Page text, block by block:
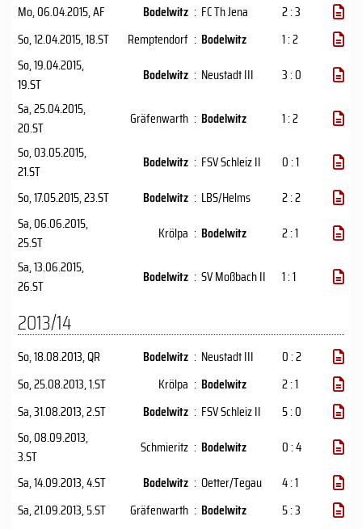
Mo, 06.04.2015, AF Bodelwitz : FC Th Jena
2 : 3
So, 12.04.2015, 18.ST Remptendorf : Bodelwitz
1 : 2
So, 19.04.2015,
19.ST
Bodelwitz : Neustadt III
3 : 0
Sa, 25.04.2015,
20.ST
Gräfenwarth : Bodelwitz
1 : 2
So, 03.05.2015,
21.ST
Bodelwitz : FSV Schleiz II
0 : 1
So, 17.05.2015, 23.ST Bodelwitz : LBS/Helms
2 : 2
Sa, 06.06.2015,
25.ST
Krölpa : Bodelwitz
2 : 1
Sa, 13.06.2015,
26.ST
Bodelwitz : SV Moßbach II 1 : 1
2013/14
So, 18.08.2013, QR Bodelwitz : Neustadt III
0 : 2
So, 25.08.2013, 1.ST Krölpa : Bodelwitz
2 : 1
Sa, 31.08.2013, 2.ST Bodelwitz : FSV Schleiz II
5 : 0
So, 08.09.2013,
3.ST
Schmieritz : Bodelwitz
0 : 4
Sa, 14.09.2013, 4.ST Bodelwitz : Oetter/Tegau
4 : 1
Sa, 21.09.2013, 5.ST Gräfenwarth : Bodelwitz
5 : 3